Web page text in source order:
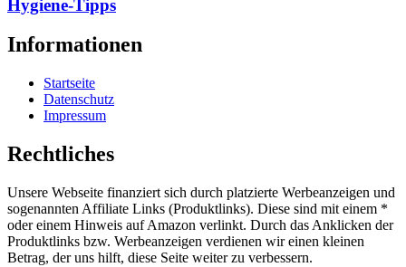
Hygiene-Tipps
Informationen
Startseite
Datenschutz
Impressum
Rechtliches
Unsere Webseite finanziert sich durch platzierte Werbeanzeigen und
sogenannten Affiliate Links (Produktlinks). Diese sind mit einem *
oder einem Hinweis auf Amazon verlinkt. Durch das Anklicken der
Produktlinks bzw. Werbeanzeigen verdienen wir einen kleinen
Betrag, der uns hilft, diese Seite weiter zu verbessern.